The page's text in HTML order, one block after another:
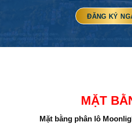
MẶT
Mặt bằng phân lô